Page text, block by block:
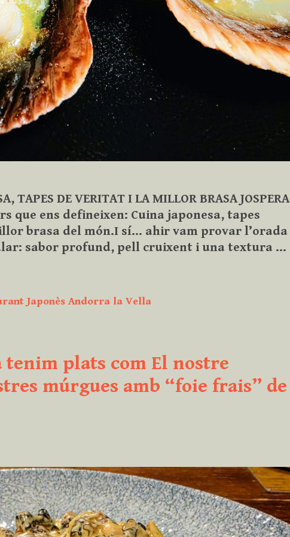
TAPES DE VERITAT I LA MILLOR BRASA JOSPERA
que ens defineixen: Cuina japonesa, tapes
brasa del món.I sí… ahir vam provar l’orada
sabor profund, pell cruixent i una textura …
Japonès Andorra la Vella
tenim plats com El nostre
múrgues amb “foie frais” de